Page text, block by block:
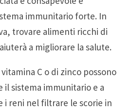
immunitario forte. In
trovare alimenti ricchi di
a migliorare la salute.
C o di zinco possono
il sistema immunitario e a
i reni nel filtrare le scorie in